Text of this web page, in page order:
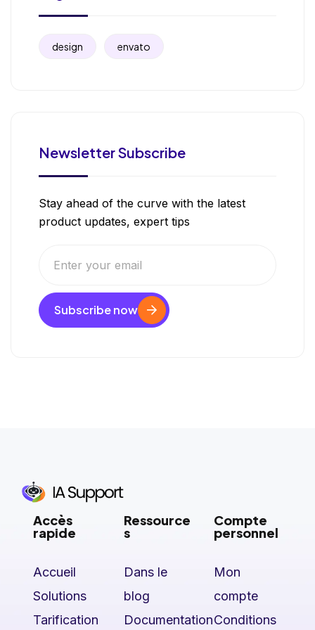
design envato
Newsletter Subscribe
Stay ahead of the curve with the latest
product updates, expert tips
Subscribe now
Accès
rapide
Accueil
Solutions
Tarification
Ressource
s
Dans le
blog
Documentation
Compte
personnel
Mon
compte
Conditions